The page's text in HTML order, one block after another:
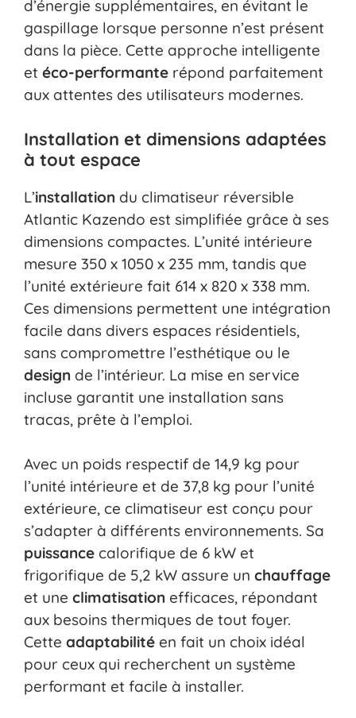
d’énergie supplémentaires, en évitant le
gaspillage lorsque personne n’est présent
dans la pièce. Cette approche intelligente
et éco-performante répond parfaitement
aux attentes des utilisateurs modernes.
Installation et dimensions adaptées
à tout espace
L’installation du climatiseur réversible
Atlantic Kazendo est simplifiée grâce à ses
dimensions compactes. L’unité intérieure
mesure 350 x 1050 x 235 mm, tandis que
l’unité extérieure fait 614 x 820 x 338 mm.
Ces dimensions permettent une intégration
facile dans divers espaces résidentiels,
sans compromettre l’esthétique ou le
design de l’intérieur. La mise en service
incluse garantit une installation sans
tracas, prête à l’emploi.
Avec un poids respectif de 14,9 kg pour
l’unité intérieure et de 37,8 kg pour l’unité
extérieure, ce climatiseur est conçu pour
s’adapter à différents environnements. Sa
puissance calorifique de 6 kW et
frigorifique de 5,2 kW assure un chauffage
et une climatisation efficaces, répondant
aux besoins thermiques de tout foyer.
Cette adaptabilité en fait un choix idéal
pour ceux qui recherchent un système
performant et facile à installer.